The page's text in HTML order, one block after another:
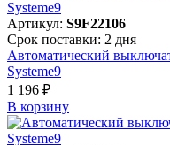
Артикул: S9F22106
Срок поставки: 2 дня
Автоматический
Systeme9
1 196 ₽
В корзинy